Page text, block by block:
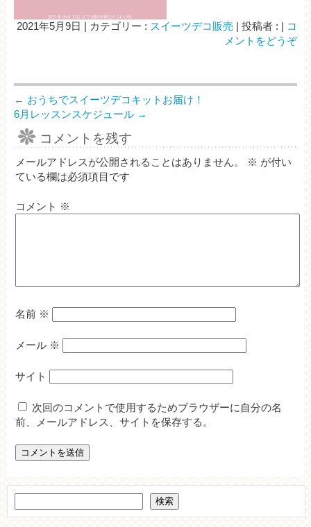
2021年5月9日 | カテゴリー : スイーツデコ販売 | 投稿者 : | コ
メントをどうぞ
← おうちでスイーツデコキットお届け！
6月レッスンスケジュール →
コメントを残す
メールアドレスが公開されることはありません。 ※ が付い
ている欄は必須項目です
コメント ※
名前 ※
メール ※
サイト
次回のコメントで使用するためブラウザーに自分の名
前、メールアドレス、サイトを保存する。
検索